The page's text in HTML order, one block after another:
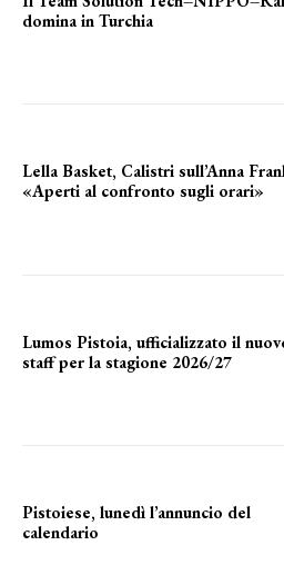
domina in Turchia
Lella Basket, Calistri sull’Anna
«Aperti al confronto sugli orari»
Lumos Pistoia, ufficializzato il
staff per la stagione 2026/27
Pistoiese, lunedì l’annuncio del
calendario